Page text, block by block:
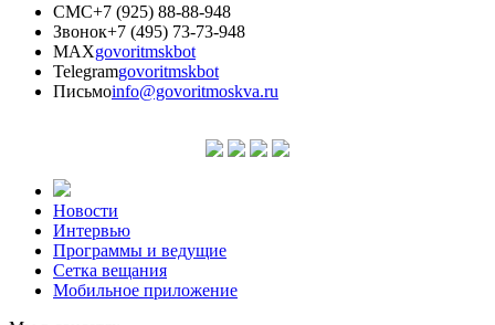
СМС+7 (925) 88-88-948
Звонок+7 (495) 73-73-948
MAXgovoritmskbot
Telegramgovoritmskbot
Письмоinfo@govoritmoskva.ru
Новости
Интервью
Программы и ведущие
Сетка вещания
Мобильное приложение